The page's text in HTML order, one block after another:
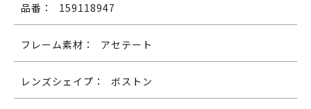
品番： 159118947
フレーム素材： アセテート
レンズシェイプ： ボストン